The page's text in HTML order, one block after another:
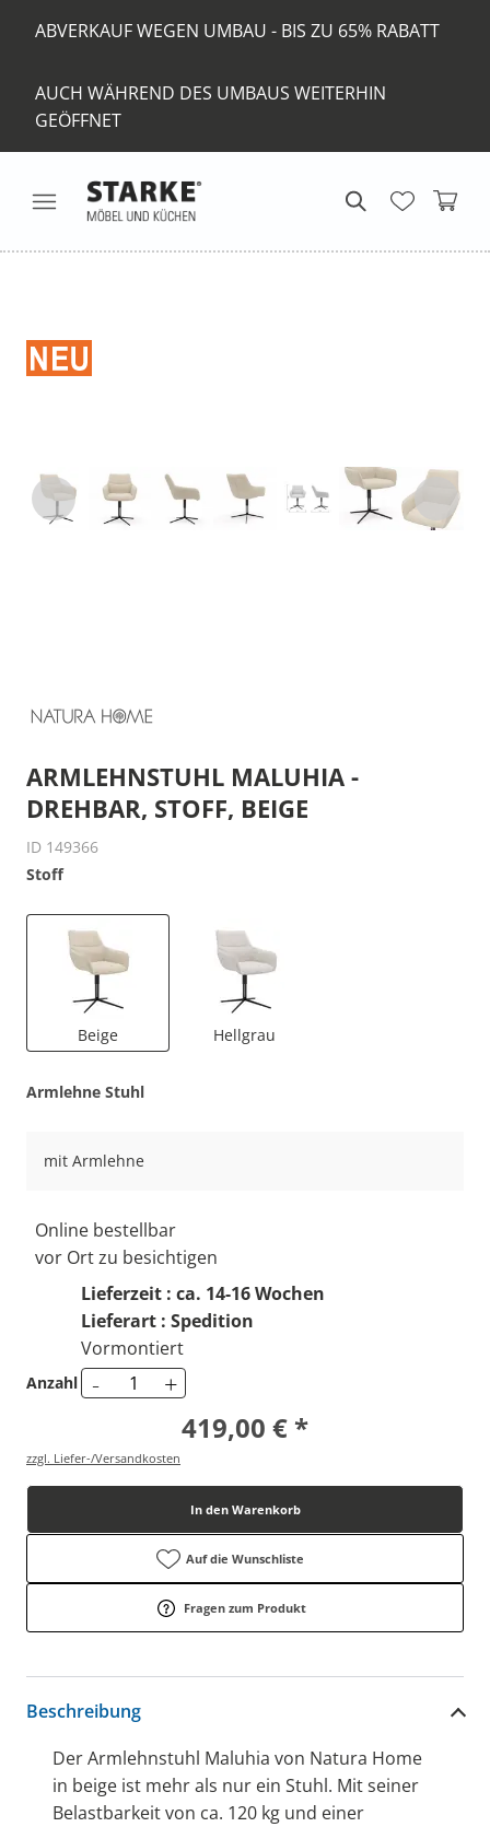
ABVERKAUF WEGEN UMBAU - BIS ZU 65% RABATT
AUCH WÄHREND DES UMBAUS WEITERHIN
GEÖFFNET
ARMLEHNSTUHL MALUHIA -
DREHBAR, STOFF, BEIGE
ID 149366
Stoff
Beige Hellgrau
Armlehne Stuhl
mit Armlehne
Online bestellbar
vor Ort zu besichtigen
Lieferzeit : ca. 14-16 Wochen
Lieferart : Spedition
Vormontiert
Anzahl - +
419,00 € *
zzgl. Liefer-/Versandkosten
In den Warenkorb
Auf die Wunschliste
Fragen zum Produkt
Beschreibung
Der Armlehnstuhl Maluhia von Natura Home
in beige ist mehr als nur ein Stuhl. Mit seiner
Belastbarkeit von ca. 120 kg und einer